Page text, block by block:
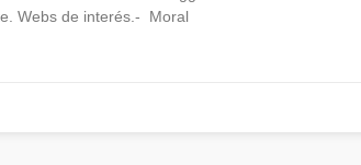
Webs de interés.- Moral